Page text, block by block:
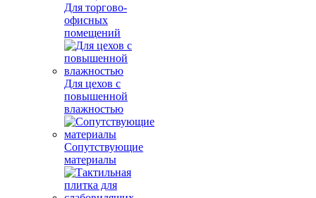
Для торгово-
офисных
помещений
Для цехов с
повышенной
влажностью
Сопутствующие
материалы